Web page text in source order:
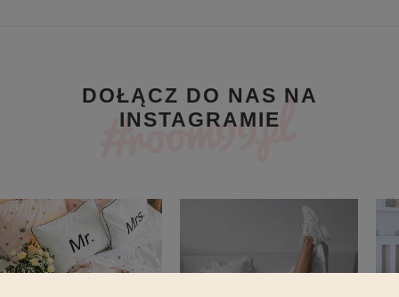
DOŁĄCZ DO NAS NA
INSTAGRAMIE